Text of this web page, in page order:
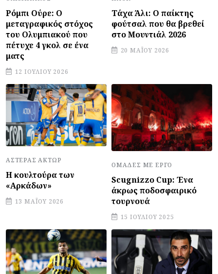
Ρόμπι Ούρε: Ο
μεταγραφικός στόχος
του Ολυμπιακού που
πέτυχε 4 γκολ σε ένα
ματς
12 ΙΟΥΛΊΟΥ 2026
Τάχα Άλι: Ο παίκτης
φούτσαλ που θα βρεθεί
στο Μουντιάλ 2026
20 ΜΑΪ́ΟΥ 2026
ΑΣΤΈΡΑΣ ΆΚΤΩΡ
Η κουλτούρα των
«Αρκάδων»
13 ΜΑΪ́ΟΥ 2026
ΟΜΆΔΕΣ ΜΕ ΈΡΓΟ
Scugnizzo Cup: Ένα
άκρως ποδοσφαιρικό
τουρνουά
15 ΙΟΥΛΊΟΥ 2025